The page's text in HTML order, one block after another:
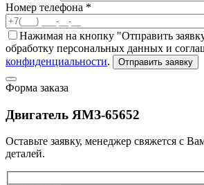
Номер телефона *
Нажимая на кнопку "Отправить
обработку персональных данных и
конфиденциальности. Отправить заявку
Форма заказа
Двигатель ЯМЗ-65652
Оставьте заявку, менеджер свяжется с
деталей.